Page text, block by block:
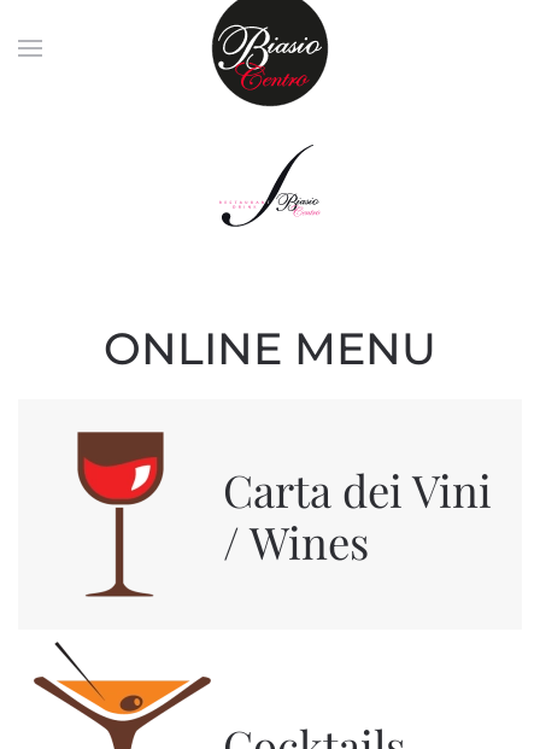
Skip to main content
ONLINE MENU
Carta dei Vini
/ Wines